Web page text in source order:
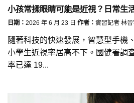
小孩常揉眼睛可能是近視？日常生
日期： 2026 年 6 月 23 日 作者： 實習記者 林
隨著科技的快速發展，智慧型手機
小學生近視率居高不下。國健署調
率已達 19...